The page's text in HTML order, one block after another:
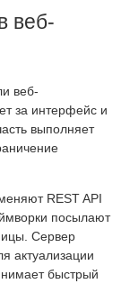
веб-
веб-
за интерфейс и
выполняет
REST API
посылают
Сервер
актуализации
быстрый